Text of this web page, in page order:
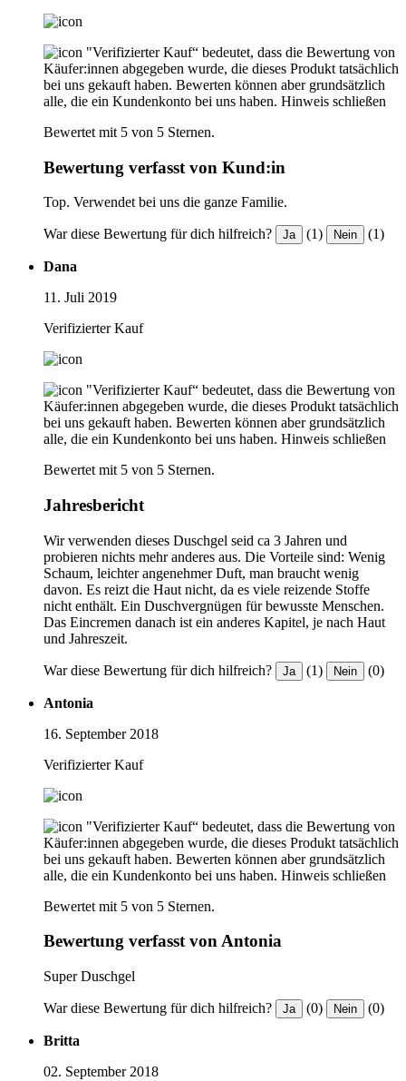
"Verifizierter Kauf“ bedeutet, dass die Bewertung von
Käufer:innen abgegeben wurde, die dieses Produkt tatsächlich
bei uns gekauft haben. Bewerten können aber grundsätzlich
alle, die ein Kundenkonto bei uns haben. Hinweis schließen
Bewertet mit 5 von 5 Sternen.
Bewertung verfasst von Kund:in
Top. Verwendet bei uns die ganze Familie.
War diese Bewertung für dich hilfreich? Ja (1) Nein (1)
Dana
11. Juli 2019
Verifizierter Kauf
"Verifizierter Kauf“ bedeutet, dass die Bewertung von
Käufer:innen abgegeben wurde, die dieses Produkt tatsächlich
bei uns gekauft haben. Bewerten können aber grundsätzlich
alle, die ein Kundenkonto bei uns haben. Hinweis schließen
Bewertet mit 5 von 5 Sternen.
Jahresbericht
Wir verwenden dieses Duschgel seid ca 3 Jahren und
probieren nichts mehr anderes aus. Die Vorteile sind: Wenig
Schaum, leichter angenehmer Duft, man braucht wenig
davon. Es reizt die Haut nicht, da es viele reizende Stoffe
nicht enthält. Ein Duschvergnügen für bewusste Menschen.
Das Eincremen danach ist ein anderes Kapitel, je nach Haut
und Jahreszeit.
War diese Bewertung für dich hilfreich? Ja (1) Nein (0)
Antonia
16. September 2018
Verifizierter Kauf
"Verifizierter Kauf“ bedeutet, dass die Bewertung von
Käufer:innen abgegeben wurde, die dieses Produkt tatsächlich
bei uns gekauft haben. Bewerten können aber grundsätzlich
alle, die ein Kundenkonto bei uns haben. Hinweis schließen
Bewertet mit 5 von 5 Sternen.
Bewertung verfasst von Antonia
Super Duschgel
War diese Bewertung für dich hilfreich? Ja (0) Nein (0)
Britta
02. September 2018